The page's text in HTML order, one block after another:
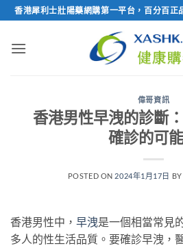
Skip
to
content
香港犀利士壯陽藥網購第一平台，百分百正
偉哥資訊
香港男性早洩的診斷
確診的可
POSTED ON 2024年1月17日
香港男性中， 早洩是一個相當常見
多人的性生活品質。要確診早洩，